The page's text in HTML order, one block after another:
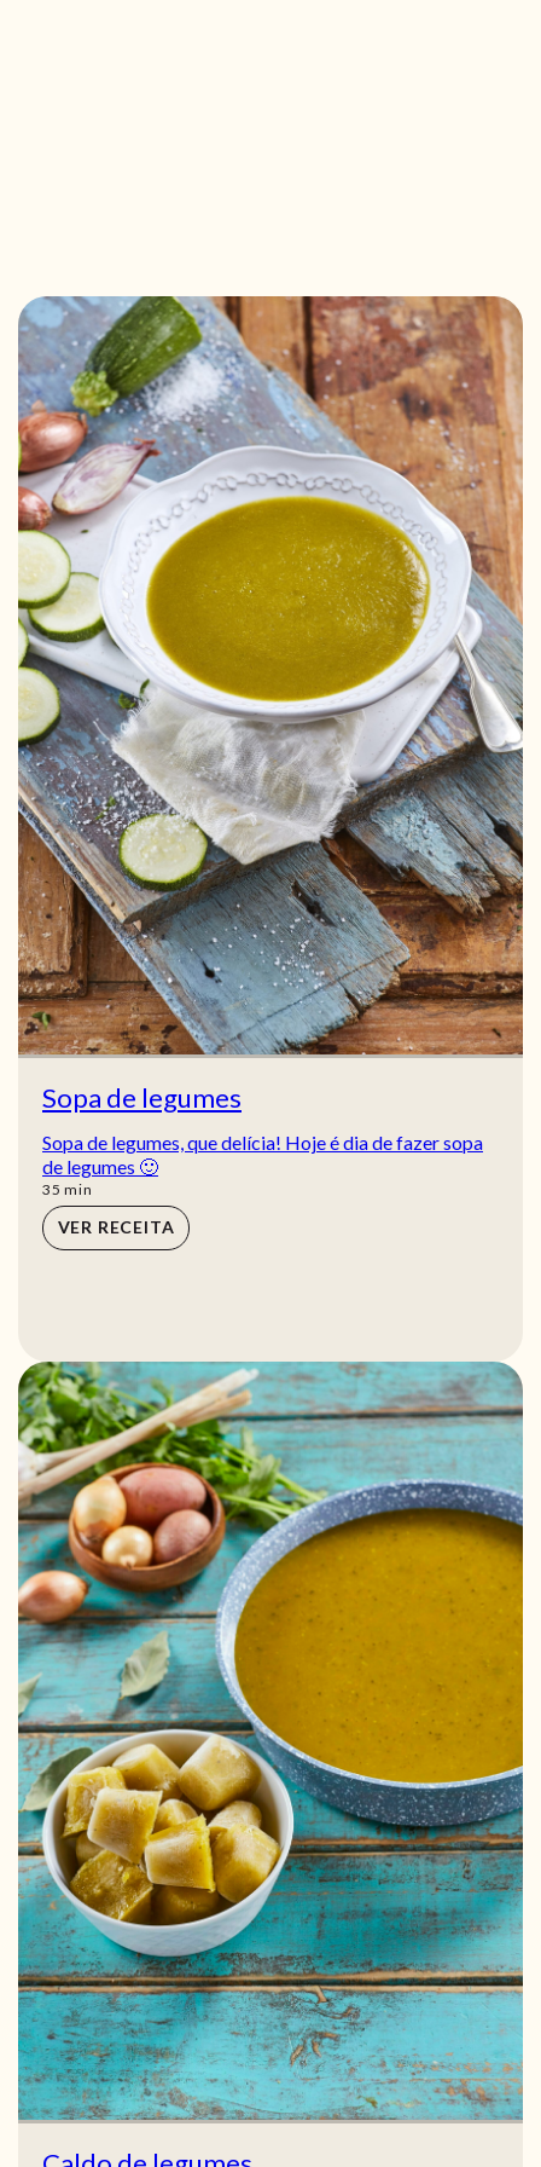
Sopa de legumes
Sopa de legumes, que delícia! Hoje é dia de fazer sopa
de legumes 🙂
35 min
min
VER RECEITA